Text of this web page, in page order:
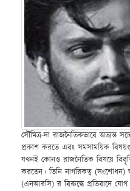
সৌমিত্র-দা রাজনৈতিকভাবে অত্যন্ত
প্রকাশ করতে এবং সমসাময়িক
যখনই কোনও রাজনৈতিক বিষয়ে
করতেন। তিনি নাগরিকত্ব
(এনআরসি) র বিরুদ্ধে প্রতিবাদে যোগ